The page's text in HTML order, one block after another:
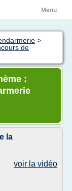
Menu
>
de
:
la
voir la vidéo